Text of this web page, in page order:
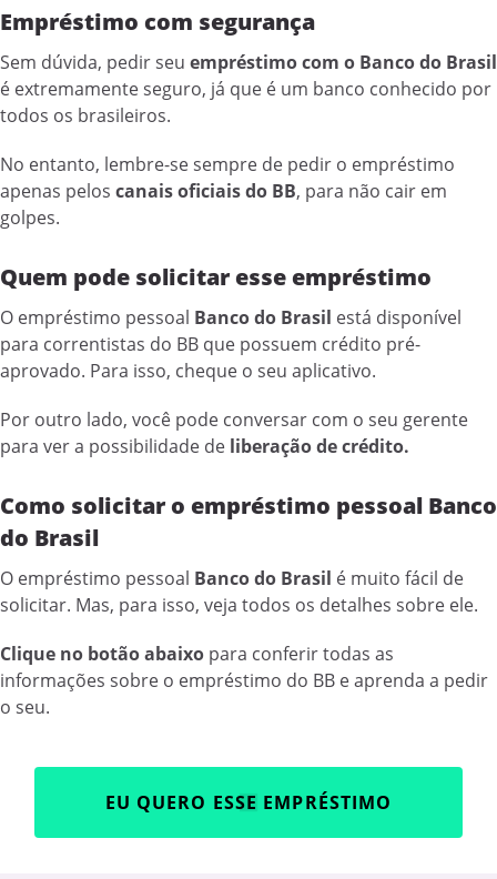
Empréstimo com segurança
Sem dúvida, pedir seu empréstimo com o Banco do Brasil
é extremamente seguro, já que é um banco conhecido por
todos os brasileiros.
No entanto, lembre-se sempre de pedir o empréstimo
apenas pelos canais oficiais do BB, para não cair em
golpes.
Quem pode solicitar esse empréstimo
O empréstimo pessoal Banco do Brasil está disponível
para correntistas do BB que possuem crédito pré-
aprovado. Para isso, cheque o seu aplicativo.
Por outro lado, você pode conversar com o seu gerente
para ver a possibilidade de liberação de crédito.
Como solicitar o empréstimo pessoal Banco
do Brasil
O empréstimo pessoal Banco do Brasil é muito fácil de
solicitar. Mas, para isso, veja todos os detalhes sobre ele.
Clique no botão abaixo para conferir todas as
informações sobre o empréstimo do BB e aprenda a pedir
o seu.
EU QUERO ESSE EMPRÉSTIMO